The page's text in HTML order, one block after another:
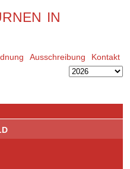
in
Ausschreibung Kontakt